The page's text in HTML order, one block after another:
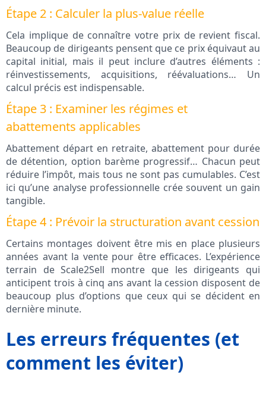
Étape 2 : Calculer la plus-value réelle
Cela implique de connaître votre prix de revient fiscal.
Beaucoup de dirigeants pensent que ce prix équivaut au
capital initial, mais il peut inclure d’autres éléments :
réinvestissements, acquisitions, réévaluations… Un
calcul précis est indispensable.
Étape 3 : Examiner les régimes et
abattements applicables
Abattement départ en retraite, abattement pour durée
de détention, option barème progressif… Chacun peut
réduire l’impôt, mais tous ne sont pas cumulables. C’est
ici qu’une analyse professionnelle crée souvent un gain
tangible.
Étape 4 : Prévoir la structuration avant cession
Certains montages doivent être mis en place plusieurs
années avant la vente pour être efficaces. L’expérience
terrain de Scale2Sell montre que les dirigeants qui
anticipent trois à cinq ans avant la cession disposent de
beaucoup plus d’options que ceux qui se décident en
dernière minute.
Les erreurs fréquentes (et
comment les éviter)